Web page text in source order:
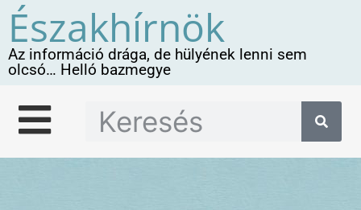
Északhírnök
Az információ drága, de hülyének lenni sem
olcsó… Helló bazmegye